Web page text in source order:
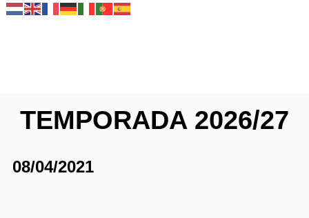
TEMPORADA 2026/27
08/04/2021